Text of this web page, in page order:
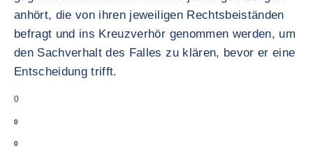
anhört, die von ihren jeweiligen Rechtsbeiständen
befragt und ins Kreuzverhör genommen werden, um
den Sachverhalt des Falles zu klären, bevor er eine
Entscheidung trifft.
0
0
0